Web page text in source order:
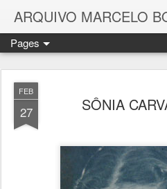
Pages
FEB
27 SÔNIA